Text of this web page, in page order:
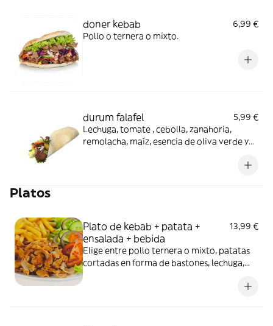
doner kebab
6,99 €
Pollo o ternera o mixto.
durum falafel
5,99 €
Lechuga, tomate , cebolla, zanahoria,
remolacha, maíz, esencia de oliva verde y
Platos
Plato de kebab + patata +
ensalada + bebida
13,99 €
Elige entre pollo ternera o mixto, patatas
cortadas en forma de bastones, lechuga,
maíz, esencia de oliva verde y bebida (330